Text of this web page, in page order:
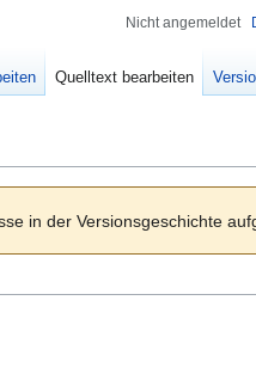
in der Versionsgeschichte
Nicht angemeldet
Quelltext bearbeiten